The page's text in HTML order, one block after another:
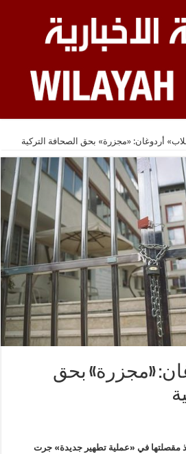
أردوغان: «مجزرة» بحق الصحافة التركية
«مجزرة» بحق
مقصلتها في «عملية تطهير جديدة» جرت